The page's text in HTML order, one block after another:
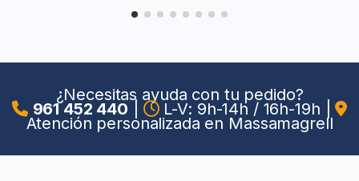
¿Necesitas ayuda con tu pedido?
961 452 440 L-V: 9h-14h / 16h-19h
Atención personalizada en Massamagrell